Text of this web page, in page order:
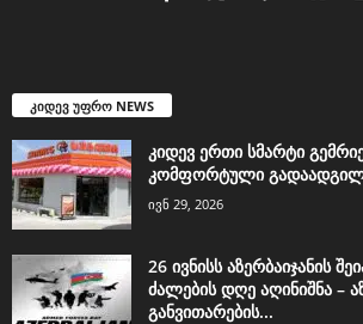
კიდევ უფრო NEWS
კიდევ ერთი სმარტი
კომფორტული
ივნ 29, 2026
26 ივნისს აზერბაიჯანის
ძალების დღე აღინიშნა –
განვითარების...